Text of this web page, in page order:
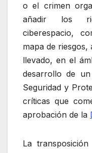
o el crimen
añadir los
ciberespacio,
mapa de
llevado, en el
desarrollo de
Seguridad y
críticas que
aprobación de la
La